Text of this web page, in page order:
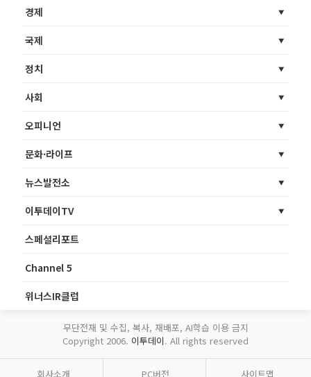
경제
국제
정치
사회
오피니언
문화·라이프
뉴스발전소
이투데이TV
스페셜리포트
Channel 5
위너스IR클럽
무단전재 및 수집, 복사, 재배포, AI학습 이용 금지
Copyright 2006. 이투데이. All rights reserved
회사소개 PC버전 사이트맵